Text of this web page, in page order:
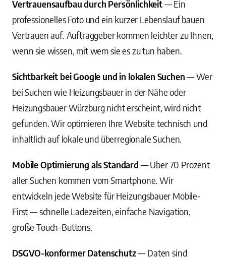
Vertrauensaufbau durch Persönlichkeit— Ein
professionelles Foto und ein kurzer Lebenslauf bauen
Vertrauen auf. Auftraggeber kommen leichter zu Ihnen,
wenn sie wissen, mit wem sie es zu tun haben.
Sichtbarkeit bei Google und in lokalen Suchen— Wer
bei Suchen wie Heizungsbauer in der Nähe oder
Heizungsbauer Würzburg nicht erscheint, wird nicht
gefunden. Wir optimieren Ihre Website technisch und
inhaltlich auf lokale und überregionale Suchen.
Mobile Optimierung als Standard — Über 70 Prozent
aller Suchen kommen vom Smartphone. Wir
entwickeln jede Website für Heizungsbauer Mobile-
First — schnelle Ladezeiten, einfache Navigation,
große Touch-Buttons.
DSGVO-konformer Datenschutz— Daten sind